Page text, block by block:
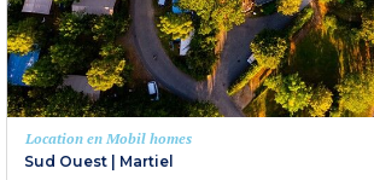
Location en Mobil homes
Sud Ouest | Martiel